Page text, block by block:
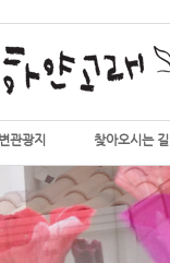
관광지 찾아오시는 길